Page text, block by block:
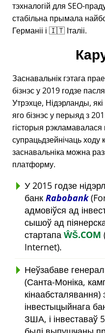
тэхналогій для SEO-
стабільна прымала
Германіі і 🇮🇹 Італіі.
Заснавальнік гэтага
бізнэс у 2019 годзе
Утрэхце, Нідэрланды,
яго бізнэс у перыяд з
гісторыя
супрацьдзейнічаць ходу
заснавальніка можна
платформу.
У 2015 годзе
банк Rabobank
адмовіўся ад
сышоў ад
стартапа ŴŠ.COM
Internet).
Неўзабаве
(Санта-Моніка,
кінаабсталявання)
інвестыцыйнага
ЗША, і інвеставаў